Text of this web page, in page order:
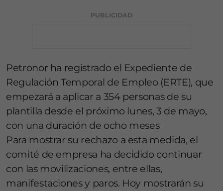
PUBLICIDAD
Petronor ha registrado el Expediente de
Regulación Temporal de Empleo (ERTE), que
empezará a aplicar a 354 personas de su
plantilla desde el próximo lunes, 3 de mayo,
con una duración de ocho meses
Para mostrar su rechazo a esta medida, el
comité de empresa ha decidido continuar
con las movilizaciones, entre ellas,
manifestaciones y paros. Hoy mostrarán su